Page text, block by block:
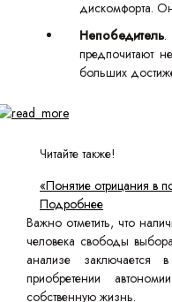
дискомфорта.
Непобедитель
предпочитают
больших
Читайте также!
«Понятие отрицания в
Подробнее
Важно отметить, что
человека свободы
анализе
приобретении
собственную жизнь.